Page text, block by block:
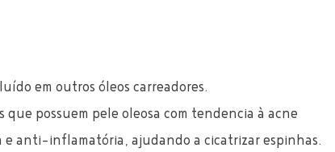
em outros óleos carreadores.
possuem pele oleosa com tendencia à acne
e anti-inflamatória, ajudando a cicatrizar espinhas.